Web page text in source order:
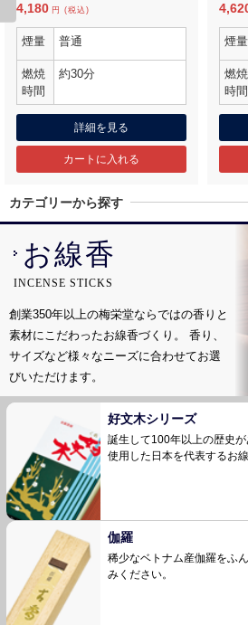
4,180 円 (税込)
煙量 普通
燃焼
時間
約30分
詳細を見る
煙量
燃焼
時間
カテゴリーから探す
お線香
INCENSE STICKS
創業350年以上の梅栄堂ならではの香りと
素材にこだわったお線香づくり。
香り、
サイズなど様々なニーズに合わせてお選
びいただけます。
好文木シリーズ
誕生して100年以上の歴史
使用した日本を代表するお線
伽羅
稀少なベトナム産伽羅をふ
みください。